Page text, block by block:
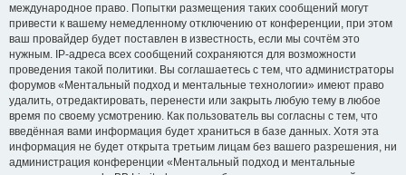
международное право. Попытки размещения таких сообщений могут
привести к вашему немедленному отключению от конференции, при этом
ваш провайдер будет поставлен в известность, если мы сочтём это
нужным. IP-адреса всех сообщений сохраняются для возможности
проведения такой политики. Вы соглашаетесь с тем, что администраторы
форумов «Ментальный подход и ментальные технологии» имеют право
удалить, отредактировать, перенести или закрыть любую тему в любое
время по своему усмотрению. Как пользователь вы согласны с тем, что
введённая вами информация будет храниться в базе данных. Хотя эта
информация не будет открыта третьим лицам без вашего разрешения, ни
администрация конференции «Ментальный подход и ментальные